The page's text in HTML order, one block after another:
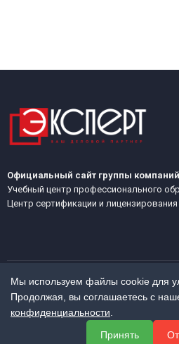
Официальный сайт группы
Учебный центр профессионального
Центр сертификации и лицензирования
МЕНЮ
Мы используем файлы cookie для
Продолжая, вы соглашаетесь с
конфиденциальности
Принять